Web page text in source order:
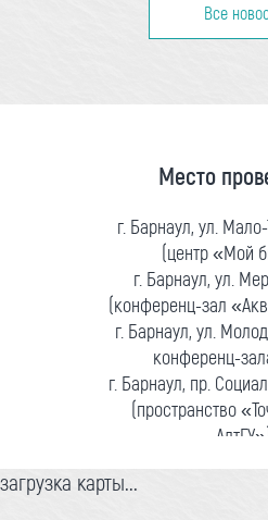
Все
Место
г. Барнаул, ул.
(центр «Мой
г. Барнаул, ул.
(конференц-зал
г. Барнаул, ул.
конференц-
г. Барнаул, пр.
(пространство
загрузка карты...